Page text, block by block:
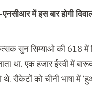
एनसीआर में इस बार होगी
सुन सिम्याओ की 618 में
था. एक हजार ईस्वी में
रौकेटों को चीनी भाषा में